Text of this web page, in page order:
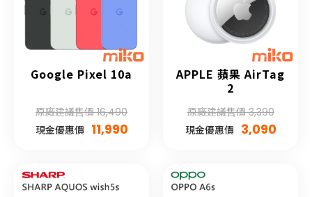
Google Pixel 10a
原廠建議售價 16,490
現金優惠價 11,990
APPLE 蘋果 AirTag
2
原廠建議售價 3,390
現金優惠價 3,090